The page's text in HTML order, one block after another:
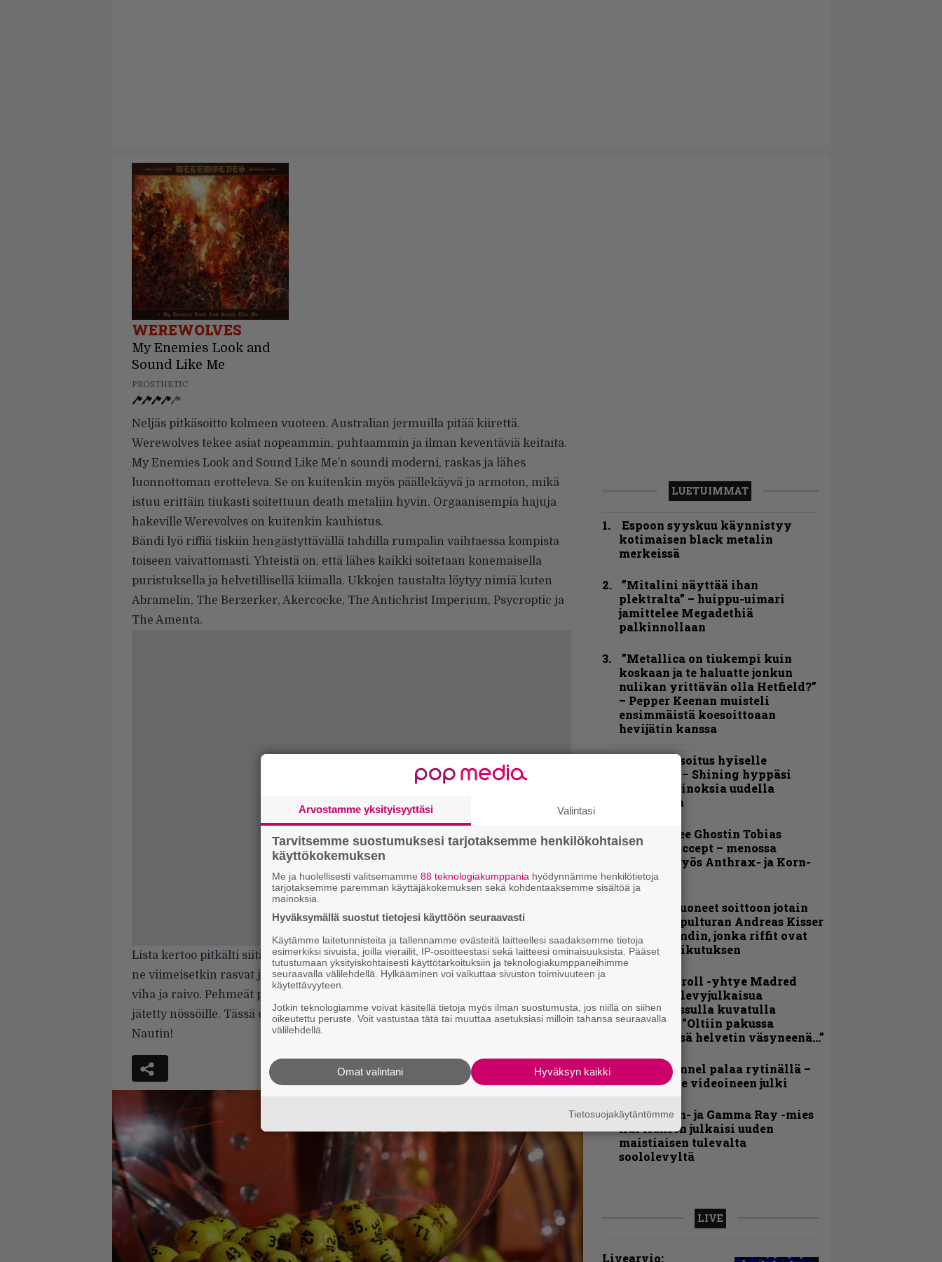
WEREWOLVES
My Enemies Look and
Sound Like Me
PROSTHETIC
Neljäs pitkäsoitto kolmeen vuoteen. Australian jermuilla pitää kiirettä.
Werewolves tekee asiat nopeammin, puhtaammin ja ilman keventäviä keitaita.
My Enemies Look and Sound Like Me’n soundi moderni, raskas ja lähes
luonnottoman erotteleva. Se on kuitenkin myös päällekäyvä ja armoton, mikä
istuu erittäin tiukasti soitettuun death metaliin hyvin. Orgaanisempia hajuja
hakeville Werevolves on kuitenkin kauhistus.
Bändi lyö riffiä tiskiin hengästyttävällä tahdilla rumpalin vaihtaessa kompista
toiseen vaivattomasti. Yhteistä on, että lähes kaikki soitetaan konemaisella
puristuksella ja helvetillisellä kiimalla. Ukkojen taustalta löytyy nimiä kuten
Abramelin, The Berzerker, Akercocke, The Antichrist Imperium, Psycroptic ja
The Amenta.
Lista kertoo pitkälti siitä, mitä on tarjolla. Tällä kertaa lihasta on kuitenkin viety
ne viimeisetkin rasvat ja jäljellä on vain matalaotsaisesti räjähtelevä väkivalta,
viha ja raivo. Pehmeät paketit, tunnelmien kehittely ja turha dynamiikka on
jätetty nössöille. Tässä ei paranneta maailmaa tai tavoitella korkeampia tasoja.
Nautin!
LUETUIMMAT
Espoon syyskuu käynnistyy
kotimaisen black metalin
merkeissä
”Mitalini näyttää ihan
plektralta” – huippu-uimari
jamittelee Megadethiä
palkinnollaan
”Metallica on tiukempi kuin
koskaan ja te haluatte jonkun
nulikan yrittävän olla Hetfield?”
– Pepper Keenan muisteli
ensimmäistä koesoittoaan
hevijätin kanssa
Kunnianosoitus hyiselle
Pohjolalle – Shining hyppäsi
keskelle kinoksia uudella
videollaan
Näin lähtee Ghostin Tobias
Forgelta Accept – menossa
mukana myös Anthrax- ja Korn-
miehistöä
”He ovat tuoneet soittoon jotain
uutta” – Sepulturan Andreas Kisser
nimeää bändin, jonka riffit ovat
tehneet vaikutuksen
Thrash ’n’ roll -yhtye Madred
ryydittää levyjulkaisua
keikkareissulla kuvatulla
videolla – ”Oltiin pakussa
kusihädässä helvetin väsyneenä…”
Blind Channel palaa rytinällä –
tuplasingle videoineen julki
Helloween- ja Gamma Ray -mies
Kai Hansen julkaisi uuden
maistiaisen tulevalta
soololevyltä
LIVE
Livearvio:
Arvostamme yksityisyyttäsi Valintasi
Tarvitsemme suostumuksesi tarjotaksemme henkilökohtaisen
käyttökokemuksen
Me ja huolellisesti valitsemamme 88 teknologiakumppania hyödynnämme henkilötietoja
tarjotaksemme paremman käyttäjäkokemuksen sekä kohdentaaksemme sisältöä ja
mainoksia.
Hyväksymällä suostut tietojesi käyttöön seuraavasti
Käytämme laitetunnisteita ja tallennamme evästeitä laitteellesi saadaksemme tietoja
esimerkiksi sivuista, joilla vierailit, IP-osoitteestasi sekä laitteesi ominaisuuksista. Pääset
tutustumaan yksityiskohtaisesti käyttötarkoituksiin ja teknologiakumppaneihimme
seuraavalla välilehdellä. Hylkääminen voi vaikuttaa sivuston toimivuuteen ja
käytettävyyteen.
Jotkin teknologiamme voivat käsitellä tietoja myös ilman suostumusta, jos niillä on siihen
oikeutettu peruste. Voit vastustaa tätä tai muuttaa asetuksiasi milloin tahansa seuraavalla
välilehdellä.
Hyväksyn kaikki
Omat valintani
Tietosuojakäytäntömme